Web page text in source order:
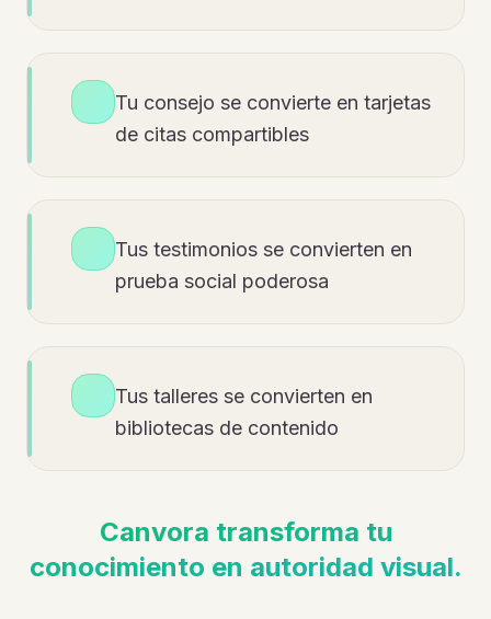
Tu consejo se convierte en tarjetas
de citas compartibles
Tus testimonios se convierten en
prueba social poderosa
Tus talleres se convierten en
bibliotecas de contenido
Canvora transforma tu
conocimiento en autoridad visual.